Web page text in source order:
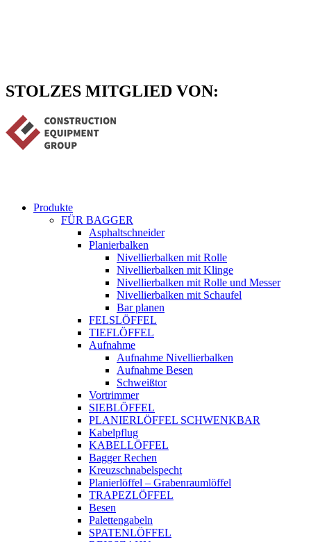
STOLZES MITGLIED VON:
Produkte
FÜR BAGGER
Asphaltschneider
Planierbalken
Nivellierbalken mit Rolle
Nivellierbalken mit Klinge
Nivellierbalken mit Rolle und Messer
Nivellierbalken mit Schaufel
Bar planen
FELSLÖFFEL
TIEFLÖFFEL
Aufnahme
Aufnahme Nivellierbalken
Aufnahme Besen
Schweißtor
Vortrimmer
SIEBLÖFFEL
PLANIERLÖFFEL SCHWENKBAR
Kabelpflug
KABELLÖFFEL
Bagger Rechen
Kreuzschnabelspecht
Planierlöffel – Grabenraumlöffel
TRAPEZLÖFFEL
Besen
Palettengabeln
SPATENLÖFFEL